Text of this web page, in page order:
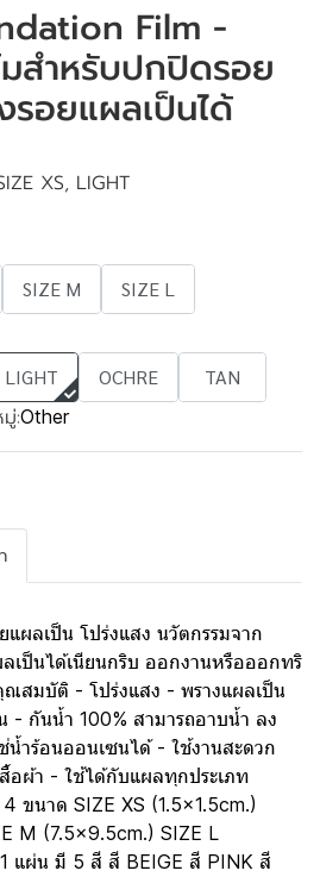
Film -
สำหรับปกปิดรอย
รอยแผลเป็นได้
XS, LIGHT
SIZE M SIZE L
LIGHT OCHRE TAN
:Other
ผลเป็น โปร่งแสง นวัตกรรมจาก
เป็นได้เนียนกริบ ออกงานหรือออกทริ
สมบัติ - โปร่งแสง - พรางแผลเป็น
กันน้ำ 100% สามารถอาบน้ำ ลง
น้ำร้อนออนเซนได้ - ใช้งานสะดวก
อผ้า - ใช้ได้กับแผลทุกประเภท
ขนาด SIZE XS (1.5x1.5cm.)
M (7.5x9.5cm.) SIZE L
แผ่น มี 5 สี สี BEIGE สี PINK สี